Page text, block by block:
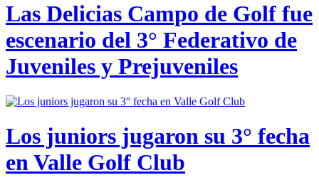
Las Delicias Campo de Golf fue
escenario del 3° Federativo de
Juveniles y Prejuveniles
Los juniors jugaron su 3° fecha
en Valle Golf Club